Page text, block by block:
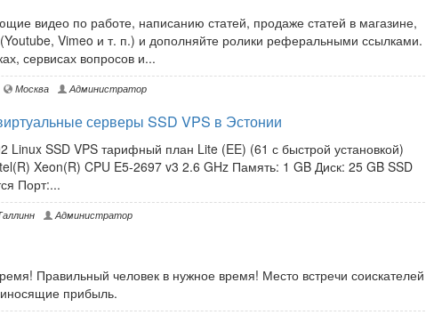
видео по работе, написанию статей, продаже статей в магазине,
Vimeo и т. п.) и дополняйте ролики реферальными ссылками.
сервисах вопросов и...
Москва Администратор
серверы SSD VPS в Эстонии
Linux SSD VPS тарифный план Lite (EE) (61 с быстрой установкой)
Xeon(R) CPU E5-2697 v3 2.6 GHz Память: 1 GB Диск: 25 GB SSD
Порт:...
Администратор
Правильный человек в нужное время! Место встречи соискателей
прибыль.